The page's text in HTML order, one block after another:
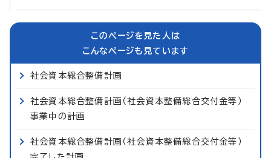
このページを見た人は
こんなページも見ています
社会資本総合整備計画
社会資本総合整備計画（社会資本整備総合交付金等）
事業中の計画
社会資本総合整備計画（社会資本整備総合交付金等）